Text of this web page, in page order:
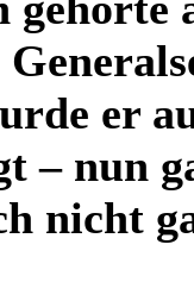
er
– nun
nicht